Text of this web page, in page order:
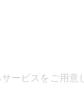
ービスをご用意